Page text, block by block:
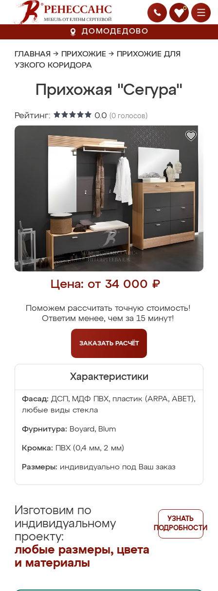
0
ДОМОДЕДОВО
ГЛАВНАЯ → ПРИХОЖИЕ → ПРИХОЖИЕ ДЛЯ
УЗКОГО КОРИДОРА
Прихожая "Сегура"
Рейтинг: 0.0 (0 голосов)
Цена: от 34 000 ₽
Поможем рассчитать точную стоимость!
Ответим менее, чем за 15 минут!
ЗАКАЗАТЬ РАСЧЁТ
Характеристики
Фасад: ДСП, МДФ ПВХ, пластик (ARPA, ABET),
любые виды стекла
Фурнитура: Boyard, Blum
Кромка: ПВХ (0,4 мм, 2 мм)
Размеры: индивидуально под Ваш заказ
Изготовим по
индивидуальному
проекту:
любые размеры, цвета
и материалы
УЗНАТЬ
ПОДРОБНОСТИ